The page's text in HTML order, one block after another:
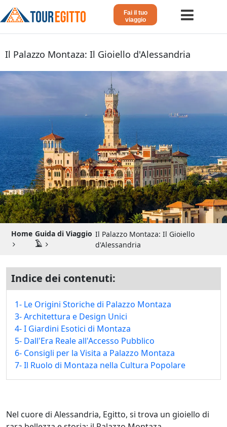
Fai il tuo
viaggio
Crociera sul Nilo
Dahabeya Lusso
Agosto in Egitto
Tour Giordania
Altri
Blog 𓁐
Guida di Viaggio 𓉔
Il Palazzo Montaza: Il Gioiello d'Alessandria
Home Guida di Viaggio
𓄿
Il Palazzo Montaza: Il Gioiello
d'Alessandria
Indice dei contenuti:
1- Le Origini Storiche di Palazzo Montaza
3- Architettura e Design Unici
4- I Giardini Esotici di Montaza
5- Dall'Era Reale all'Accesso Pubblico
6- Consigli per la Visita a Palazzo Montaza
7- Il Ruolo di Montaza nella Cultura Popolare
Nel cuore di Alessandria, Egitto, si trova un gioiello di